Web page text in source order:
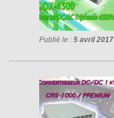
Publié le : 5 avril 2017